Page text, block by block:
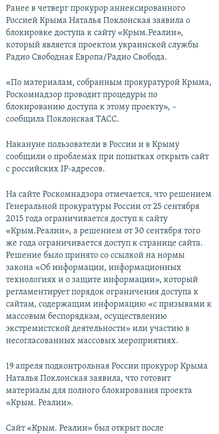
Ранее в четверг прокурор аннексированного
Россией Крыма Наталья Поклонская заявила о
блокировке доступа к сайту «Крым.Реалии»,
который является проектом украинской службы
Радио Свободная Европа/Радио Свобода.
«По материалам, собранным прокуратурой Крыма,
Роскомнадзор проводит процедуры по
блокированию доступа к этому проекту», –
сообщила Поклонская ТАСС.
Накануне пользователи в России и в Крыму
сообщили о проблемах при попытках открыть сайт
с российских IP-адресов.
На сайте Роскомнадзора отмечается, что решением
Генеральной прокуратуры России от 25 сентября
2015 года ограничивается доступ к сайту
«Крым.Реалии», а решением от 30 сентября того
же года ограничивается доступ к странице сайта.
Решение было принято со ссылкой на нормы
закона «Об информации, информационных
технологиях и о защите информации», который
регламентирует порядок ограничения доступа к
сайтам, содержащим информацию «с призывами к
массовым беспорядкам, осуществлению
экстремистской деятельности» или участию в
несогласованных массовых мероприятиях.
19 апреля подконтрольная России прокурор Крыма
Наталья Поклонская заявила, что готовит
материалы для полного блокирования проекта
«Крым. Реалии».
Сайт «Крым. Реалии» был открыт после